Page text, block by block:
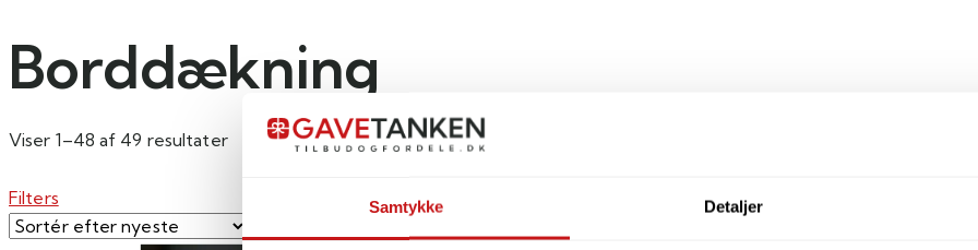
Samtykke Detaljer
Borddækning
Viser 1–48 af 49 resultaterSorteret
Filters